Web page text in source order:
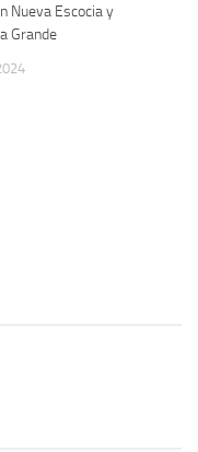
Nueva Escocia y
Grande